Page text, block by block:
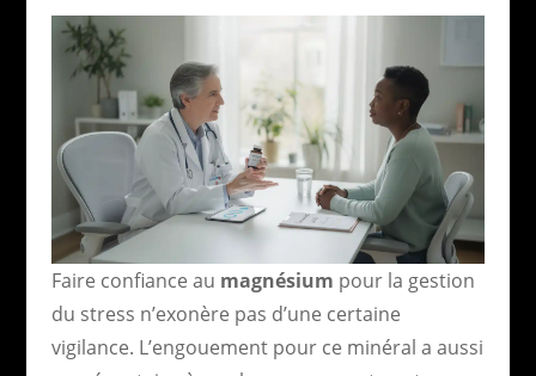
Faire confiance au magnésium pour la gestion
du stress n’exonère pas d’une certaine
vigilance. L’engouement pour ce minéral a aussi